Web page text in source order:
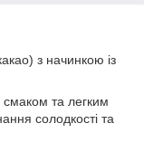
з начинкою із
та легким
солодкості та